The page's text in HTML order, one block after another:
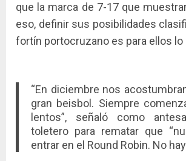
que la marca de 7-17 que
eso, definir sus posibilidades
fortín portocruzano es para ellos lo
“En diciembre nos
gran beisbol. Siempre
lentos”, señaló como
toletero para rematar que
entrar en el Round Robin. No hay